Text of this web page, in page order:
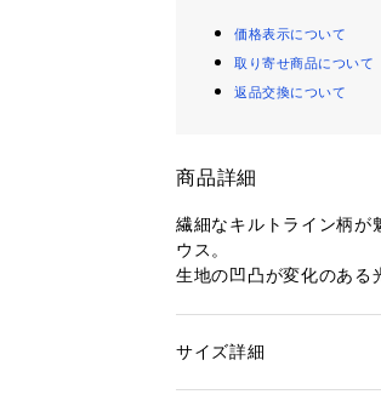
価格表示について
取り寄せ商品について
返品交換について
商品詳細
繊細なキルトライン柄が
ウス。
生地の凹凸が変化のある
く見え、ボリュームがあ
性別：レディース
サイズ詳細